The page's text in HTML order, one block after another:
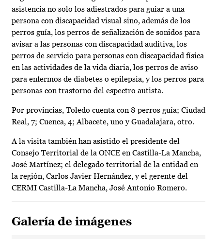
asistencia no solo los adiestrados para guiar a una
persona con discapacidad visual sino, además de los
perros guía, los perros de señalización de sonidos para
avisar a las personas con discapacidad auditiva, los
perros de servicio para personas con discapacidad física
en las actividades de la vida diaria, los perros de aviso
para enfermos de diabetes o epilepsia, y los perros para
personas con trastorno del espectro autista.
Por provincias, Toledo cuenta con 8 perros guía; Ciudad
Real, 7; Cuenca, 4; Albacete, uno y Guadalajara, otro.
A la visita también han asistido el presidente del
Consejo Territorial de la ONCE en Castilla-La Mancha,
José Martínez; el delegado territorial de la entidad en
la región, Carlos Javier Hernández, y el gerente del
CERMI Castilla-La Mancha, José Antonio Romero.
Galería de imágenes